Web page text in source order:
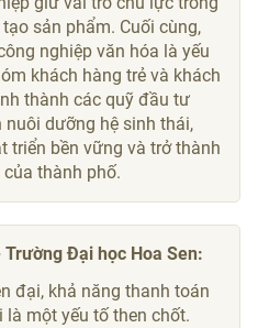
sản phẩm. Cuối cùng,
nghiệp văn hóa là yếu
khách hàng trẻ và khách
thành các quỹ đầu tư
dưỡng hệ sinh thái,
triển bền vững và trở thành
thành phố.
Đại học Hoa Sen:
đại, khả năng thanh toán
là một yếu tố then chốt.